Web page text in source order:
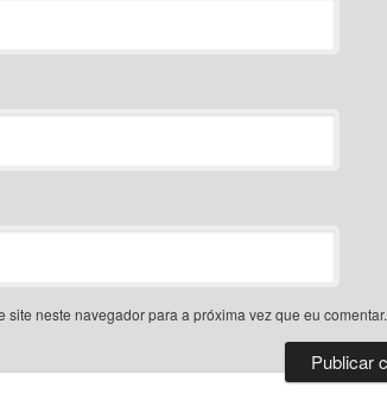
site neste navegador para a próxima vez que eu comentar.